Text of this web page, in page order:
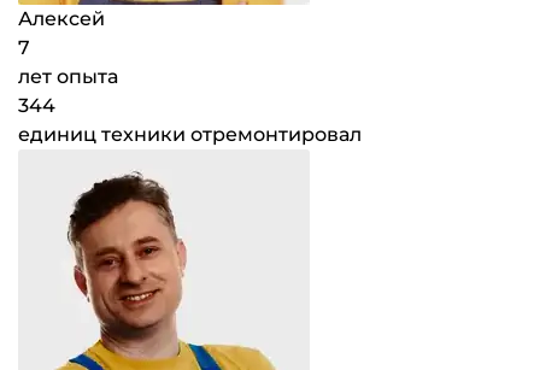
Алексей
7
лет опыта
344
единиц техники отремонтировал